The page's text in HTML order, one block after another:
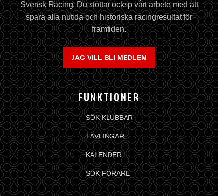
Svensk Racing. Du stöttar ocksp vårt arbete med att
spara alla nutida och historiska racingresultat för
framtiden.
JAG VILL BLI MEDLEM
FUNKTIONER
SÖK KLUBBAR
TÄVLINGAR
KALENDER
SÖK FÖRARE